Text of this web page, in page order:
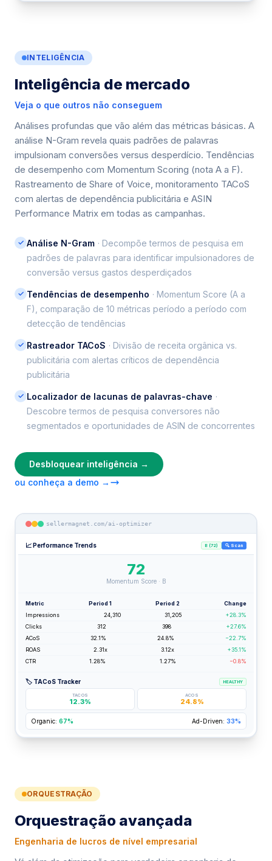
INTELIGÊNCIA
Inteligência de mercado
Veja o que outros não conseguem
Análises profundas que vão além das métricas básicas. A
análise N-Gram revela quais padrões de palavras
impulsionam conversões versus desperdício. Tendências
de desempenho com Momentum Scoring (nota A a F).
Rastreamento de Share of Voice, monitoramento TACoS
com alertas de dependência publicitária e ASIN
Performance Matrix em todas as campanhas.
✓ Análise N-Gram · Decompõe termos de pesquisa em
padrões de palavras para identificar impulsionadores de
conversão versus gastos desperdiçados
✓ Tendências de desempenho · Momentum Score (A a
F), comparação de 10 métricas período a período com
detecção de tendências
✓ Rastreador TACoS · Divisão de receita orgânica vs.
publicitária com alertas críticos de dependência
publicitária
✓ Localizador de lacunas de palavras-chave ·
Descobre termos de pesquisa conversores não
segmentados e oportunidades de ASIN de concorrentes
Desbloquear inteligência →
ou conheça a demo →
sellermagnet.com/ai-optimizer
📈 Performance Trends B (72) 🔍 Scan
72
Momentum Score · B
Metric Period 1 Period 2
Change
Impressions
24,310 31,205
+28.3%
Clicks
312 398
+27.6%
ACoS
32.1% 24.8%
−22.7%
ROAS
2.31x 3.12x
+35.1%
CTR
1.28% 1.27% −0.8%
🏷️ TACoS Tracker HEALTHY
TACOS
12.3%
ACOS
24.8%
Organic: 67% Ad-Driven: 33%
ORQUESTRAÇÃO
Orquestração avançada
Engenharia de lucros de nível empresarial